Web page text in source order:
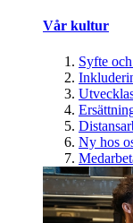
Vår kultur
Syfte
Ny hos